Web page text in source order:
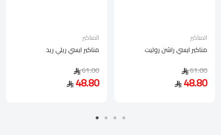
المناكير
مناكير ايسي ريلي ريد
61.00
48.80
المناكير
مناكير ايسي راشن روليت
61.00
48.80